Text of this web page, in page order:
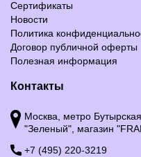
Сертификаты
Новости
Политика
Договор публичной оферты
Полезная информация
Контакты
Москва, метро
"Зеленый", магазин
+7 (495) 220-3219